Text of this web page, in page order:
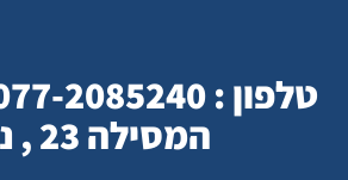
המסילה 23 , נשר